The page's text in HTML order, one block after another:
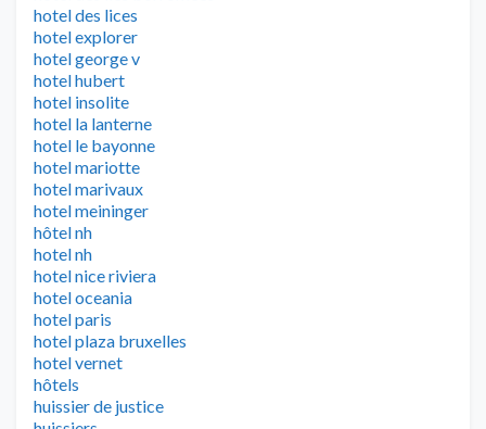
hotel des lices
hotel explorer
hotel george v
hotel hubert
hotel insolite
hotel la lanterne
hotel le bayonne
hotel mariotte
hotel marivaux
hotel meininger
hôtel nh
hotel nh
hotel nice riviera
hotel oceania
hotel paris
hotel plaza bruxelles
hotel vernet
hôtels
huissier de justice